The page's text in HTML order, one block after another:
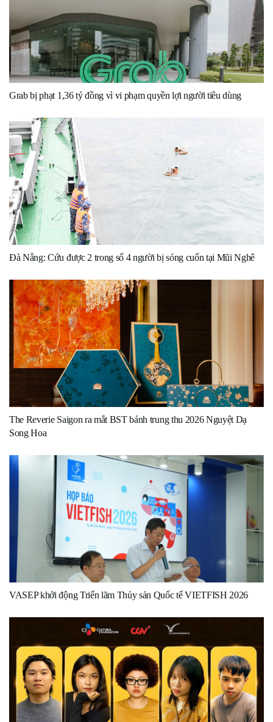
Grab bị phạt 1,36 tỷ đồng vì vi phạm quyền lợi người tiêu dùng
Đà Nẵng: Cứu được 2 trong số 4 người bị sóng cuốn tại Mũi Nghê
The Reverie Saigon ra mắt BST bánh trung thu 2026 Nguyệt Dạ
Song Hoa
VASEP khởi động Triển lãm Thủy sản Quốc tế VIETFISH 2026